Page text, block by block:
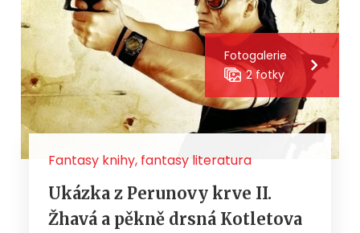
Fotogalerie
2 fotky
Fantasy knihy, fantasy literatura
Ukázka z Perunovy krve II.
Žhavá a pěkně drsná Kotletova